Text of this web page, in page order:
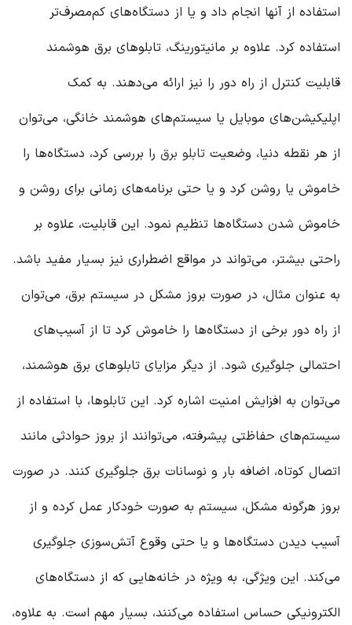
استفاده از آنها انجام داد و یا از دستگاه‌های کم‌مصرف‌تر
استفاده کرد. علاوه بر مانیتورینگ، تابلوهای برق هوشمند
قابلیت کنترل از راه دور را نیز ارائه می‌دهند. به کمک
اپلیکیشن‌های موبایل یا سیستم‌های هوشمند خانگی، می‌توان
از هر نقطه دنیا، وضعیت تابلو برق را بررسی کرد، دستگاه‌ها را
خاموش یا روشن کرد و یا حتی برنامه‌های زمانی برای روشن و
خاموش شدن دستگاه‌ها تنظیم نمود. این قابلیت، علاوه بر
راحتی بیشتر، می‌تواند در مواقع اضطراری نیز بسیار مفید باشد.
به عنوان مثال، در صورت بروز مشکل در سیستم برق، می‌توان
از راه دور برخی از دستگاه‌ها را خاموش کرد تا از آسیب‌های
احتمالی جلوگیری شود. از دیگر مزایای تابلوهای برق هوشمند،
می‌توان به افزایش امنیت اشاره کرد. این تابلوها، با استفاده از
سیستم‌های حفاظتی پیشرفته، می‌توانند از بروز حوادثی مانند
اتصال کوتاه، اضافه بار و نوسانات برق جلوگیری کنند. در صورت
بروز هرگونه مشکل، سیستم به صورت خودکار عمل کرده و از
آسیب دیدن دستگاه‌ها و یا حتی وقوع آتش‌سوزی جلوگیری
می‌کند. این ویژگی، به ویژه در خانه‌هایی که از دستگاه‌های
الکترونیکی حساس استفاده می‌کنند، بسیار مهم است. به علاوه،